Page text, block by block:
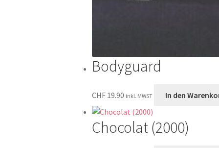
Bodyguard
CHF 19.90 inkl. MWST In den
Chocolat (2000)